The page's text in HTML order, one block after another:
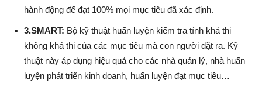
hành động để đạt 100% mọi mục tiêu đã xác định.
3.SMART: Bộ kỹ thuật huấn luyện kiểm tra tính khả thi –
không khả thi của các mục tiêu mà con người đặt ra. Kỹ
thuật này áp dụng hiệu quả cho các nhà quản lý, nhà huấn
luyện phát triển kinh doanh, huấn luyện đạt mục tiêu…